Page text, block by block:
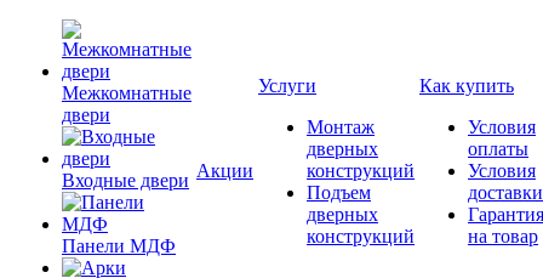
Межкомнатные
двери
Входные двери
Панели МДФ
Акции
Услуги
Монтаж
дверных
конструкций
Подъем
дверных
конструкций
Как купить
Условия
оплаты
Условия
доставки
Гарантия
на товар